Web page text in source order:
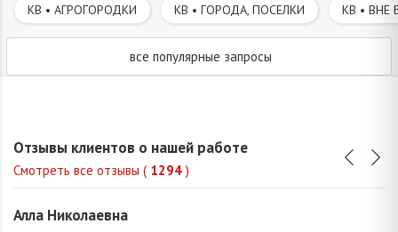
КВ • АГРОГОРОДКИ КВ • ГОРОДА, ПОСЕЛКИ КВ • ВНЕ
все популярные запросы
Отзывы клиентов о нашей работе
Смотреть все отзывы ( 1294 )
Алла Николаевна